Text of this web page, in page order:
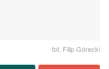
fot. Filip Górecki